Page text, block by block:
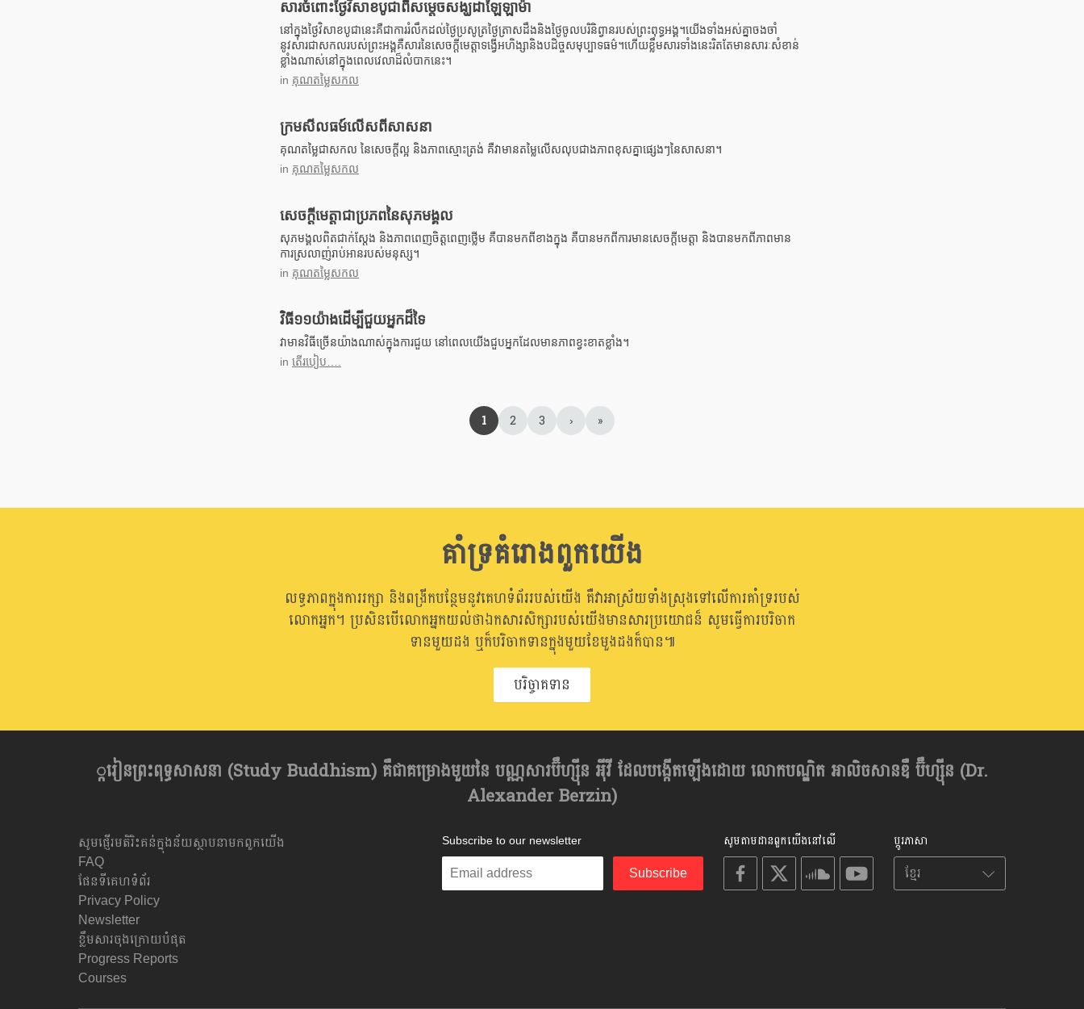
សារចំពោះថ្ងៃវិសាខបូជាពីសម្តេចសង្ឃដាឡៃឡាម៉ា
នៅក្នុងថ្ងៃវិសាខបូជានេះគឺជាការរំលឹកដល់ថ្ងៃប្រសូត្រថ្ងៃត្រាសដឹងនិងថ្ងៃចូលបរិនិព្វានរបស់ព្រះពុទ្ធអង្គ។យើងទាំងអស់គ្នាចងចាំ
នូវសារជាសកលរបស់ព្រះអង្គគឺសារនៃសេចក្តីមេត្តាទង្វើអហិង្សានិងបដិច្ចសមុប្បាទធម៌។ហើយខ្លឹមសារទាំងនេះរិតតែមានសារៈសំខាន់
ខ្លាំងណាស់នៅក្នុងពេលវេលាដ៏លំបាកនេះ។
in គុណតម្លៃសកល
ក្រមសីលធម៍លើសពីសាសនា
គុណតម្លៃជាសកល នៃសេចក្តីល្អ និងភាពស្មោះត្រង់ គឺវាមានតម្លៃលើសលុបជាងភាពខុសគ្នាផ្សេងៗនៃសាសនា។
in គុណតម្លៃសកល
សេចក្តីមេត្តាជាប្រភពនៃសុភមង្គល
សុភមង្គលពិតជាក់ស្តែង និងភាពពេញចិត្តពេញថ្លើម គឺបានមកពីខាងក្នុង គឺបានមកពីការមានសេចក្តីមេត្តា និងបានមកពីភាពមាន
ការស្រលាញ់រាប់អានរបស់មនុស្ស។
in គុណតម្លៃសកល
វិធី១១យ៉ាងដើម្បីជួយអ្នកដ៏ទៃ
វាមានវិធីច្រើនយ៉ាងណាស់ក្នុងការជួយ នៅពេលយើងជួបអ្នកដែលមានភាពខ្វះខាតខ្លាំង។
in តើរបៀប….
1 2 3 › »
គាំទ្រគំរោងពួកយើង
លទ្ធភាពក្នុងការរក្សា និងពង្រីកបន្ថែមនូវគេហទំព័ររបស់យើង គឺវាអាស្រ័យទាំងស្រុងទៅលើការគាំទ្ររបស់
លោកអ្នក។ ប្រសិនបើលោកអ្នកយល់ថាឯកសារសិក្សារបស់យើងមានសារប្រយោជន៏ សូមធ្វើការបរិចាក
ទានមួយដង ឬក៏បរិចាកទានក្នុងមួយខែមួងដងក៏បាន៕
បរិច្ចាគទាន
្ករៀនព្រះពុទ្ធសាសនា​ (Study Buddhism) គឺជាគម្រោងមួយនៃ បណ្ណសារប៊ឺហ្សុីន អុីវី ដែលបង្កើតឡើងដោយ លោកបណ្ឌិត អាលិចសានឌឺ ប៊ឺហ្សុីន (Dr.
Alexander Berzin)
សូមផ្ញើរមតិរិះគន់ក្នុងន័យស្ថាបនាមកពួកយើង
FAQ
ផែនទីគេហទំព័រ
Privacy Policy
Newsletter
ខ្លឹមសារចុងក្រោយបំផុត
Progress Reports
Courses
ប្តូរភាសា
សូមតាមដានពួកយើងនៅលើ
on
facebook
on on
soundcloud
on
youtube
Subscribe to our newsletter
Enter
Subscribe